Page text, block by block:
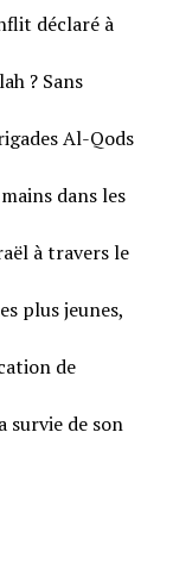
déclaré à
? Sans
Al-Qods
dans les
à travers le
plus jeunes,
de
survie de son